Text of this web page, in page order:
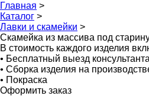
Главная >
Каталог >
Лавки и скамейки >
Скамейка из массива под
В стоимость каждого изделия
• Бесплатный выезд консультанта
• Сборка изделия на
• Покраска
Оформить заказ